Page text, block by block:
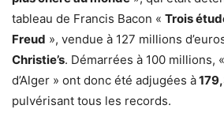
tableau de Francis Bacon « Trois
Freud », vendue à 127 millions
Christie’s. Démarrées à 100 millions,
d’Alger » ont donc été adjugées à
pulvérisant tous les records.